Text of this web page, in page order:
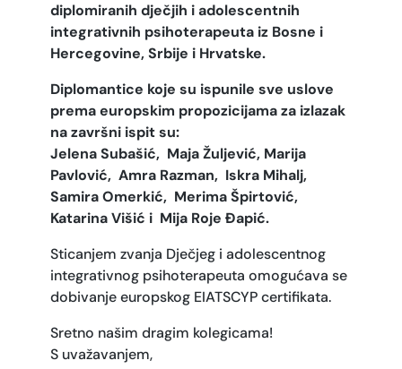
diplomiranih dječjih iadolescentnih
integrativnih psihoterapeuta iz Bosne i
Hercegovine, Srbije i Hrvatske.
Diplomantice koje su ispunile sve uslove
prema europskim propozicijama za izlazak
na završni ispit su:
Jelena Subašić, Maja Žuljević, Marija
Pavlović, Amra Razman, Iskra Mihalj,
Samira Omerkić, Merima Špirtović,
Katarina Višić i Mija Roje Đapić.
Sticanjem zvanja Dječjeg i adolescentnog
integrativnog psihoterapeuta omogućava se
dobivanje europskog EIATSCYP certifikata.
Sretno našim dragim kolegicama!
S uvažavanjem,